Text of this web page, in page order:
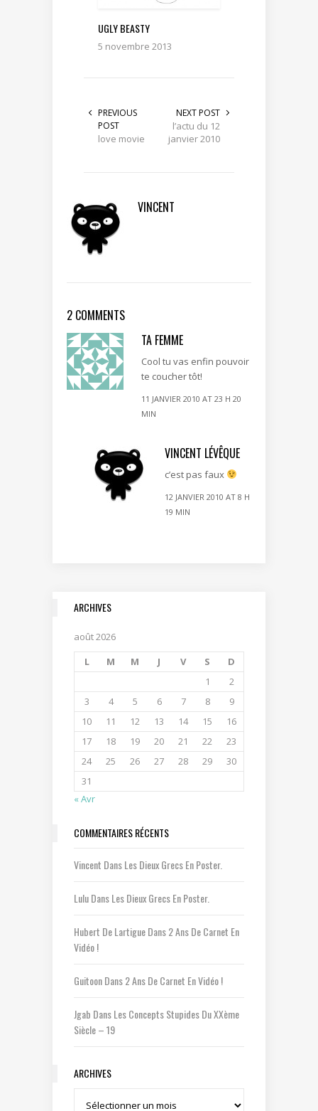
UGLY BEASTY
5 novembre 2013
PREVIOUS
POST
love movie
NEXT POST
l’actu du 12
janvier 2010
VINCENT
2 COMMENTS
TA FEMME
Cool tu vas enfin pouvoir
te coucher tôt!
11 JANVIER 2010 AT 23 H 20
MIN
VINCENT LÉVÊQUE
c’est pas faux
12 JANVIER 2010 AT 8 H
19 MIN
ARCHIVES
août 2026
L
M M J V S
D
1
2
3
4 5 6 7 8
9
10
11 12 13 14 15
16
17
18 19 20 21 22
23
24
25 26 27 28 29
30
31
« Avr
COMMENTAIRES RÉCENTS
Vincent DansLes Dieux Grecs En Poster.
LuluDansLes Dieux Grecs En Poster.
Hubert De LartigueDans2 Ans De Carnet En
Vidéo !
GuitoonDans2 Ans De Carnet En Vidéo !
Jgab DansLes Concepts Stupides Du XXème
Siècle – 19
ARCHIVES
Archives